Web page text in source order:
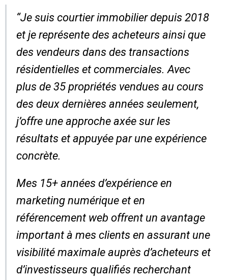
“Je suis courtier immobilier depuis 2018
et je représente des acheteurs ainsi que
des vendeurs dans des transactions
résidentielles et commerciales. Avec
plus de 35 propriétés vendues au cours
des deux dernières années seulement,
j’offre une approche axée sur les
résultats et appuyée par une expérience
concrète.
Mes 15+ années d’expérience en
marketing numérique et en
référencement web offrent un avantage
important à mes clients en assurant une
visibilité maximale auprès d’acheteurs et
d’investisseurs qualifiés recherchant